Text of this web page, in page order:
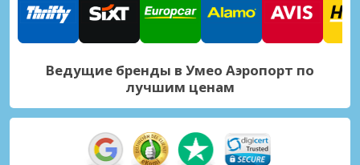
Ведущие бренды в Умео Аэропорт по
лучшим ценам